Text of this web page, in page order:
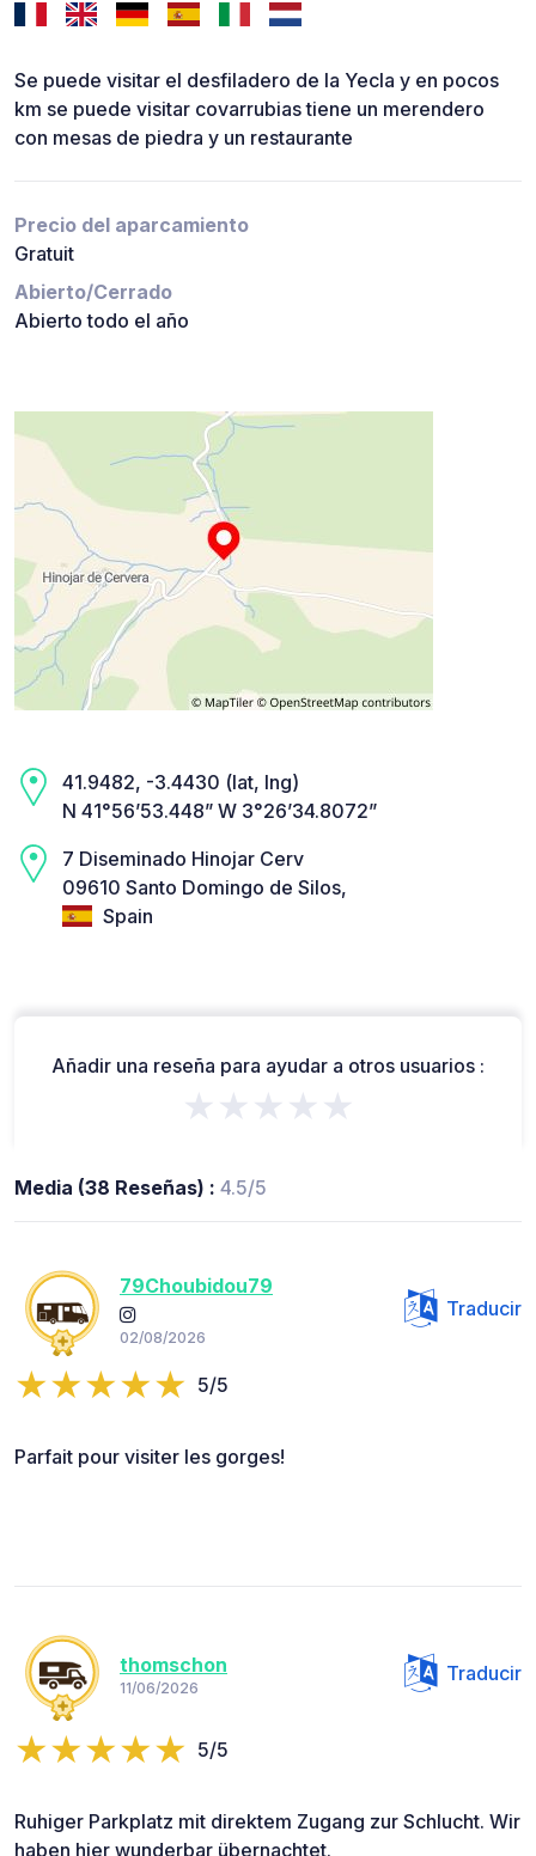
Se puede visitar el desfiladero de la Yecla y en pocos
km se puede visitar covarrubias tiene un merendero
con mesas de piedra y un restaurante
Precio del aparcamiento
Gratuit
Abierto/Cerrado
Abierto todo el año
41.9482, -3.4430 (lat, lng)
N 41°56’53.448” W 3°26’34.8072”
7 Diseminado Hinojar Cerv
09610 Santo Domingo de Silos,
Spain
Añadir una reseña para ayudar a otros usuarios :
★★★★★
Media (38 Reseñas) : 4.5/5
79Choubidou79
02/08/2026
Traducir
5/5
Parfait pour visiter les gorges!
thomschon
11/06/2026
Traducir
5/5
Ruhiger Parkplatz mit direktem Zugang zur Schlucht. Wir
haben hier wunderbar übernachtet.